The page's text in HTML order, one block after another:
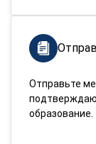
Отправьте
образование.